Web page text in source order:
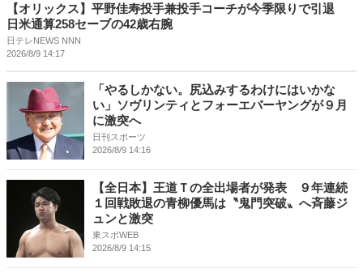
【オリックス】平野佳寿投手兼投手コーチが今季限りで引退
日米通算258セーブの42歳右腕
日テレNEWS NNN
2026/8/9 14:17
「やるしかない。尻込みするわけにはいかな
い」ソヴリンティとフォーエバーヤングが９月
に激突へ
日刊スポーツ
2026/8/9 14:16
【全日本】王道Ｔの全出場者が発表 ９年連続
１回戦敗退の青柳優馬は〝鬼門突破〟へ斉藤ジ
ュンと激突
東スポWEB
2026/8/9 14:15